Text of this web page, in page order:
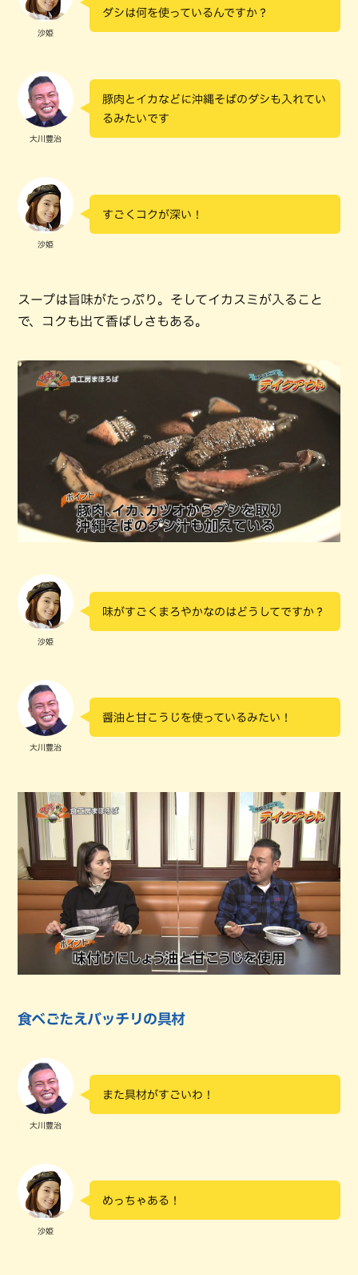
沙姫
ダシは何を使っているんですか？
大川豊治
豚肉とイカなどに沖縄そばのダシも入れてい
るみたいです
沙姫
すごくコクが深い！
スープは旨味がたっぷり。そしてイカスミが入ること
で、コクも出て香ばしさもある。
沙姫
味がすごくまろやかなのはどうしてですか？
大川豊治
醤油と甘こうじを使っているみたい！
食べごたえバッチリの具材
大川豊治
また具材がすごいわ！
沙姫
めっちゃある！